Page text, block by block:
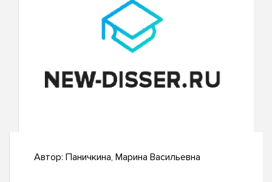
Автор: Паничкина, Марина Васильевна